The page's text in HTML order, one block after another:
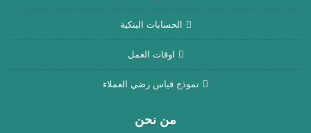
الحسابات البنكية
اوقات العمل
نموذج قياس رضي العملاء
من نحن